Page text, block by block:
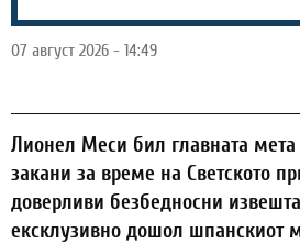
07 август 2026 - 14:49
Лионел Меси бил главната мета
закани за време на Светското
доверливи безбедносни
ексклузивно дошол шпанскиот